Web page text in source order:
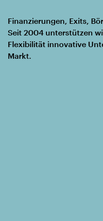
Finanzierungen, Exits,
Seit 2004 unterstützen
Flexibilität innovative
Markt.